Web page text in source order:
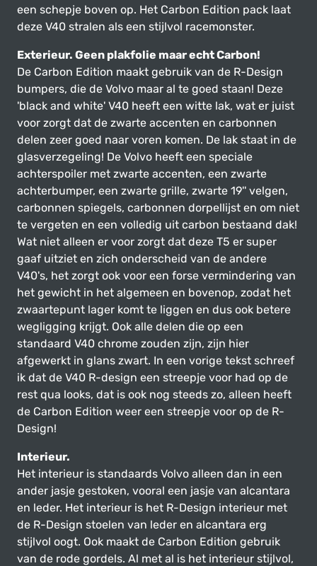
een schepje boven op. Het Carbon Edition pack laat
deze V40 stralen als een stijlvol racemonster.
Exterieur. Geen plakfolie maar echt Carbon!
De Carbon Edition maakt gebruik van de R-Design
bumpers, die de Volvo maar al te goed staan! Deze
'black and white' V40 heeft een witte lak, wat er juist
voor zorgt dat de zwarte accenten en carbonnen
delen zeer goed naar voren komen. De lak staat in de
glasverzegeling! De Volvo heeft een speciale
achterspoiler met zwarte accenten, een zwarte
achterbumper, een zwarte grille, zwarte 19'' velgen,
carbonnen spiegels, carbonnen dorpellijst en om niet
te vergeten en een volledig uit carbon bestaand dak!
Wat niet alleen er voor zorgt dat deze T5 er super
gaaf uitziet en zich onderscheid van de andere
V40's, het zorgt ook voor een forse vermindering van
het gewicht in het algemeen en bovenop, zodat het
zwaartepunt lager komt te liggen en dus ook betere
wegligging krijgt. Ook alle delen die op een
standaard V40 chrome zouden zijn, zijn hier
afgewerkt in glans zwart. In een vorige tekst schreef
ik dat de V40 R-design een streepje voor had op de
rest qua looks, dat is ook nog steeds zo, alleen heeft
de Carbon Edition weer een streepje voor op de R-
Design!
Interieur.
Het interieur is standaards Volvo alleen dan in een
ander jasje gestoken, vooral een jasje van alcantara
en leder. Het interieur is het R-Design interieur met
de R-Design stoelen van leder en alcantara erg
stijlvol oogt. Ook maakt de Carbon Edition gebruik
van de rode gordels. Al met al is het interieur stijlvol,